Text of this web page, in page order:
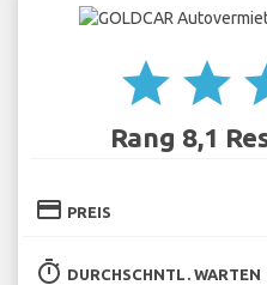
star star
Rang 8,1
credit_card PREIS
timer DURCHSCHNTL. WARTEN